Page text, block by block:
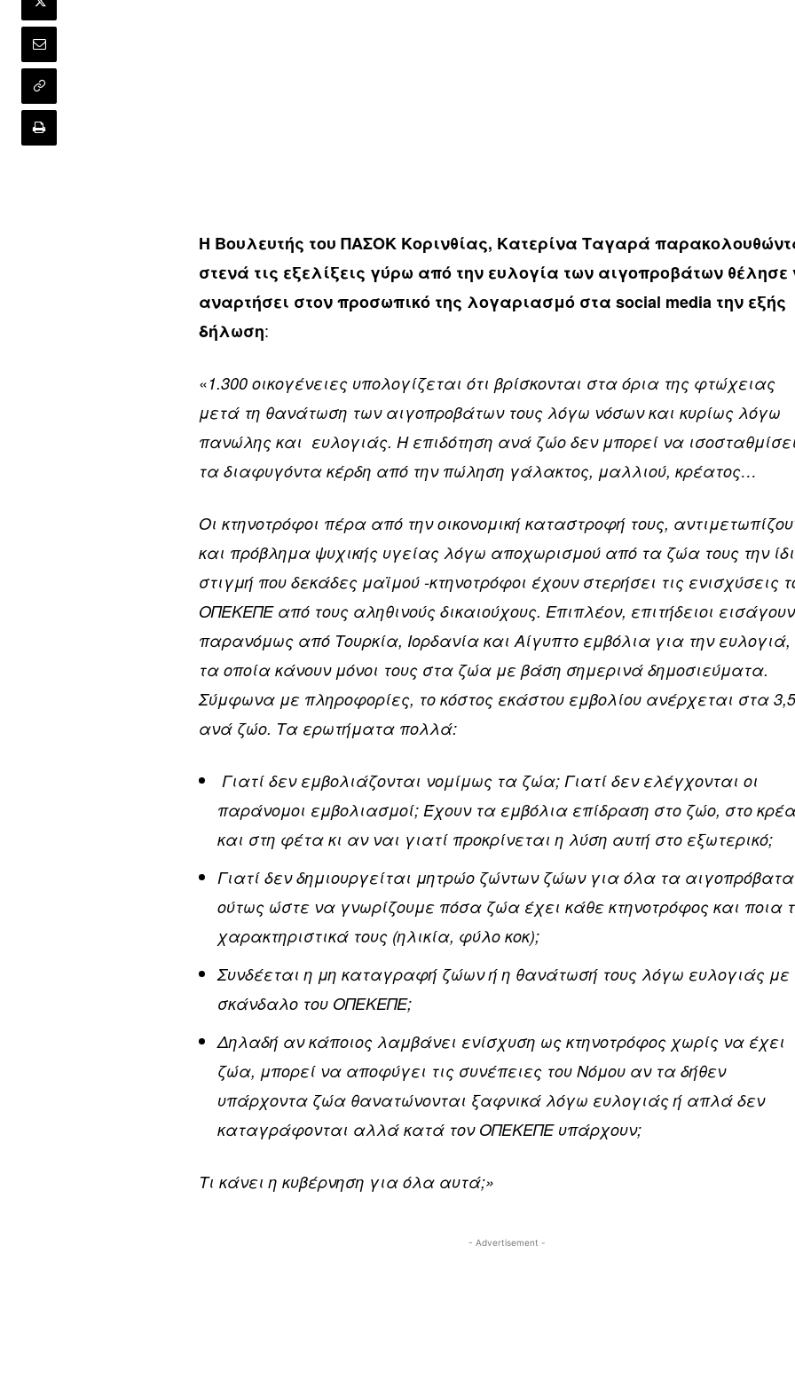
Η Βουλευτής του ΠΑΣΟΚ Κορινθίας, Κατερίνα Ταγαρά
στενά τις εξελίξεις γύρω από την ευλογία των αιγοπροβάτων θέλησε
αναρτήσει στον προσωπικό της λογαριασμό στα social media την εξής
δήλωση:
«1.300 οικογένειες υπολογίζεται ότι βρίσκονται στα όρια της φτώχειας
μετά τη θανάτωση των αιγοπροβάτων τους λόγω νόσων και κυρίως λόγω
πανώλης και ευλογιάς. Η επιδότηση ανά ζώο δεν μπορεί να ισοσταθμίσει
τα διαφυγόντα κέρδη από την πώληση γάλακτος, μαλλιού, κρέατος…
Οι κτηνοτρόφοι πέρα από την οικονομική καταστροφή τους,
και πρόβλημα ψυχικής υγείας λόγω αποχωρισμού από τα ζώα τους την
στιγμή που δεκάδες μαϊμού -κτηνοτρόφοι έχουν στερήσει τις ενισχύσεις
ΟΠΕΚΕΠΕ από τους αληθινούς δικαιούχους. Επιπλέον, επιτήδειοι εισάγουν
παρανόμως από Τουρκία, Ιορδανία και Αίγυπτο εμβόλια για την ευλογιά,
τα οποία κάνουν μόνοι τους στα ζώα με βάση σημερινά δημοσιεύματα.
Σύμφωνα με πληροφορίες, το κόστος εκάστου εμβολίου ανέρχεται στα
ανά ζώο. Τα ερωτήματα πολλά:
Γιατί δεν εμβολιάζονται νομίμως τα ζώα; Γιατί δεν ελέγχονται οι
παράνομοι εμβολιασμοί; Έχουν τα εμβόλια επίδραση στο ζώο, στο
και στη φέτα κι αν ναι γιατί προκρίνεται η λύση αυτή στο εξωτερικό;
Γιατί δεν δημιουργείται μητρώο ζώντων ζώων για όλα τα αιγοπρόβατα
ούτως ώστε να γνωρίζουμε πόσα ζώα έχει κάθε κτηνοτρόφος και ποια
χαρακτηριστικά τους (ηλικία, φύλο κοκ);
Συνδέεται η μη καταγραφή ζώων ή η θανάτωσή τους λόγω ευλογιάς με
σκάνδαλο του ΟΠΕΚΕΠΕ;
Δηλαδή αν κάποιος λαμβάνει ενίσχυση ως κτηνοτρόφος χωρίς να έχει
ζώα, μπορεί να αποφύγει τις συνέπειες του Νόμου αν τα δήθεν
υπάρχοντα ζώα θανατώνονται ξαφνικά λόγω ευλογιάς ή απλά δεν
καταγράφονται αλλά κατά τον ΟΠΕΚΕΠΕ υπάρχουν;
Τι κάνει η κυβέρνηση για όλα αυτά;»
- Advertisement -